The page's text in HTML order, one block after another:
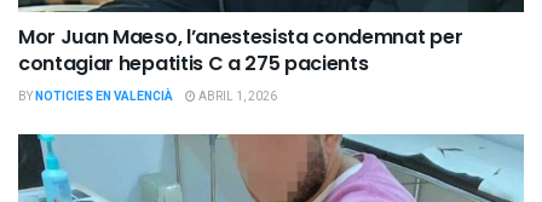
Mor Juan Maeso, l’anestesista condemnat per
contagiar hepatitis C a 275 pacients
BYNOTICIES EN VALENCIÀ ABRIL 1, 2026